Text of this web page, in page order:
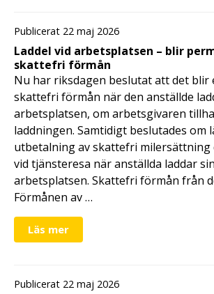
Publicerat 22 maj 2026
Laddel vid arbetsplatsen – blir
skattefri förmån
Nu har riksdagen beslutat att det blir
skattefri förmån när den anställde
arbetsplatsen, om arbetsgivaren
laddningen. Samtidigt beslutades om
utbetalning av skattefri milersättning
vid tjänsteresa när anställda laddar
arbetsplatsen. Skattefri förmån från
Förmånen av …
Läs mer
Publicerat 22 maj 2026